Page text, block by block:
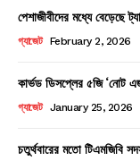
পেশাজীবীদের মধ্যে বেড়েছে
গ্যাজেট February 2, 2026
কার্ভড ডিসপ্লের ৫জি ‘নোট
গ্যাজেট January 25, 2026
চতুর্থবারের মতো টিএমজিবি